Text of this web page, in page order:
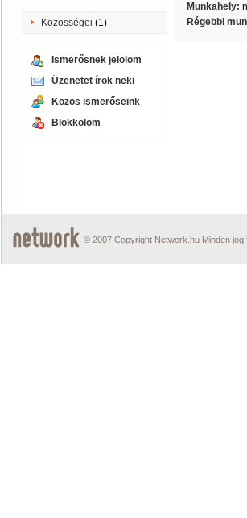
Közösségei (1)
Ismerősnek jelölöm
Üzenetet írok neki
Közös ismerőseink
Blokkolom
Munkahely:
Régebbi
© 2007 Copyright Network.hu Minden jog